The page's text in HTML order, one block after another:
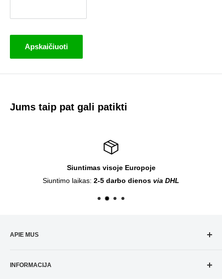
Apskaičiuoti
Jums taip pat gali patikti
Siuntimas visoje Europoje
Siuntimo laikas: 2-5 darbo dienos via DHL
APIE MUS
metais, per šį laiką sukaupėme daug naudingos informacijos
INFORMACIJA